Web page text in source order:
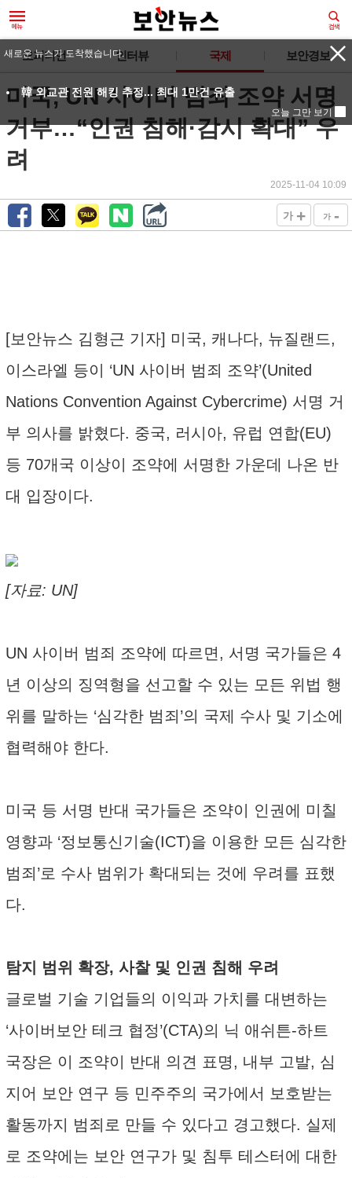
오피니언 인터뷰 국제 보안경보
미국, UN 사이버 범죄 조약 서명
거부…“인권 침해·감시 확대” 우
려
2025-11-04 10:09
가 + 가 -
[보안뉴스 김형근 기자] 미국, 캐나다, 뉴질랜드,
이스라엘 등이 ‘UN 사이버 범죄 조약’(United
Nations Convention Against Cybercrime) 서명 거
부 의사를 밝혔다. 중국, 러시아, 유럽 연합(EU)
등 70개국 이상이 조약에 서명한 가운데 나온 반
대 입장이다.
[자료: UN]
UN 사이버 범죄 조약에 따르면, 서명 국가들은 4
년 이상의 징역형을 선고할 수 있는 모든 위법 행
위를 말하는 ‘심각한 범죄’의 국제 수사 및 기소에
협력해야 한다.
미국 등 서명 반대 국가들은 조약이 인권에 미칠
영향과 ‘정보통신기술(ICT)을 이용한 모든 심각한
범죄’로 수사 범위가 확대되는 것에 우려를 표했
다.
탐지 범위 확장, 사찰 및 인권 침해 우려
글로벌 기술 기업들의 이익과 가치를 대변하는
‘사이버보안 테크 협정’(CTA)의 닉 애쉬튼-하트
국장은 이 조약이 반대 의견 표명, 내부 고발, 심
지어 보안 연구 등 민주주의 국가에서 보호받는
활동까지 범죄로 만들 수 있다고 경고했다. 실제
로 조약에는 보안 연구가 및 침투 테스터에 대한
새로운 뉴스가 도착했습니다.
韓 외교관 전원 해킹 추정... 최대 1만건 유출
오늘 그만 보기